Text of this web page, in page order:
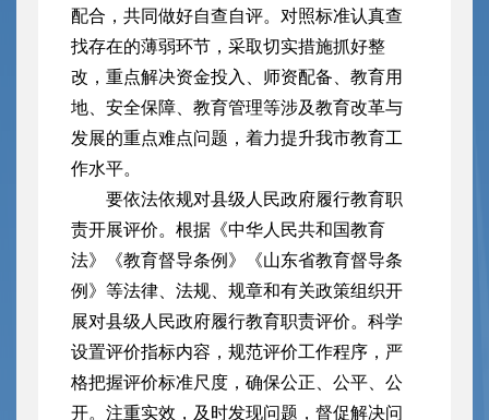
配合，共同做好自查自评。对照标准认真查
找存在的薄弱环节，采取切实措施抓好整
改，重点解决资金投入、师资配备、教育用
地、安全保障、教育管理等涉及教育改革与
发展的重点难点问题，着力提升我市教育工
作水平。
要依法依规对县级人民政府履行教育职
责开展评价。根据《中华人民共和国教育
法》《教育督导条例》《山东省教育督导条
例》等法律、法规、规章和有关政策组织开
展对县级人民政府履行教育职责评价。科学
设置评价指标内容，规范评价工作程序，严
格把握评价标准尺度，确保公正、公平、公
开。注重实效，及时发现问题，督促解决问